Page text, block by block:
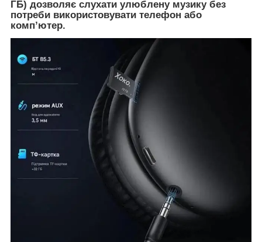
ГБ) дозволяє слухати улюблену музику без
потреби використовувати телефон або
комп’ютер.